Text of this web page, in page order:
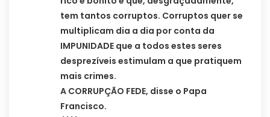
tem tantos corruptos. Corruptos quer se
multiplicam dia a dia por conta da
IMPUNIDADE que a todos estes seres
desprezíveis estimulam a que pratiquem
mais crimes.
A CORRUPÇÃO FEDE, disse o Papa
Francisco.